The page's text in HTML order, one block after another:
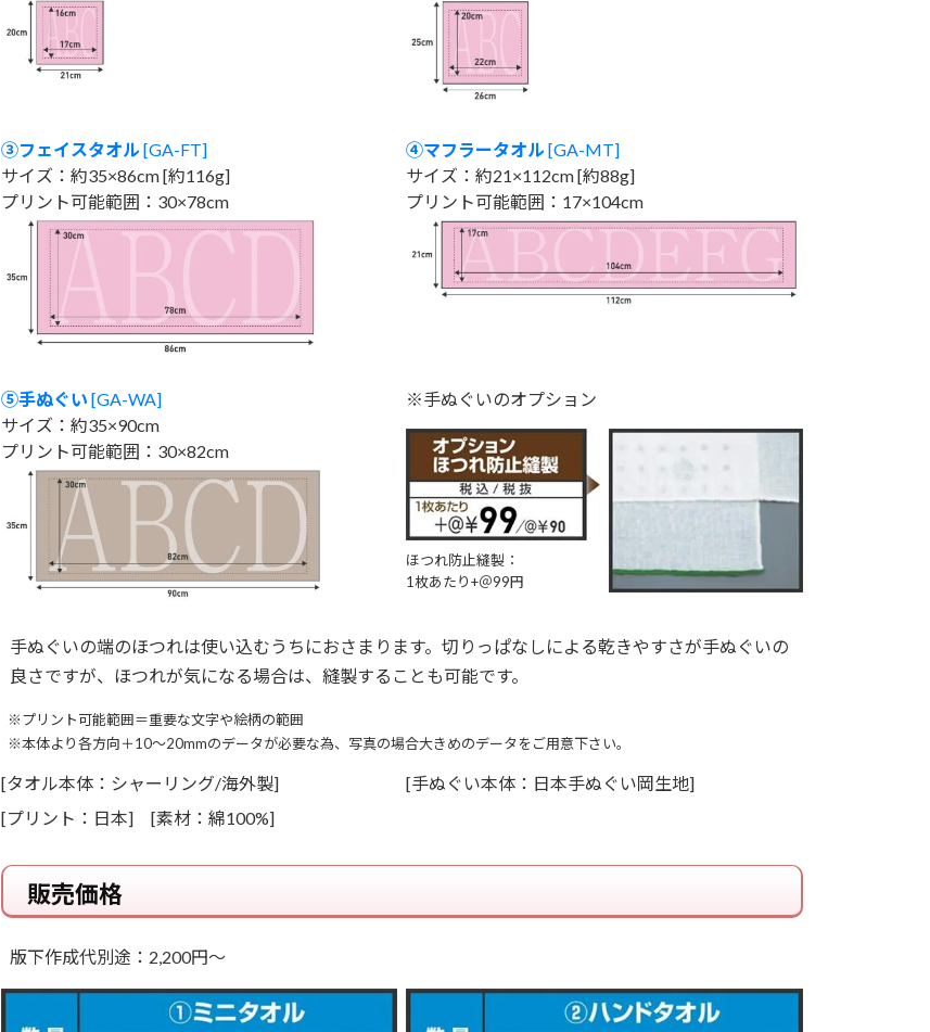
③フェイスタオル[GA-FT]
サイズ：約35×86cm [約116g]
プリント可能範囲：30×78cm
④マフラータオル[GA-MT]
サイズ：約21×112cm [約88g]
プリント可能範囲：17×104cm
⑤手ぬぐい [GA-WA]
サイズ：約35×90cm
プリント可能範囲：30×82cm
※手ぬぐいのオプション
ほつれ防止縫製：
1枚あたり+＠99円
手ぬぐいの端のほつれは使い込むうちにおさまります。切りっぱなしによる乾きやすさが手ぬぐいの
良さですが、ほつれが気になる場合は、縫製することも可能です。
※プリント可能範囲＝重要な文字や絵柄の範囲
※本体より各方向＋10～20mmのデータが必要な為、写真の場合大きめのデータをご用意下さい。
[タオル本体：シャーリング/海外製]
[手ぬぐい本体：日本手ぬぐい岡生地]
[プリント：日本] [素材：綿100%]
販売価格
版下作成代別途：2,200円～